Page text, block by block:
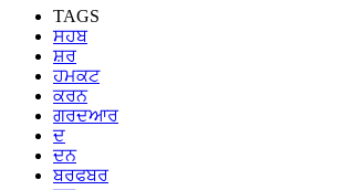
TAGS
ਸਹਬ
ਸ਼ਰ
ਹਮਕਟ
ਕਰਨ
ਗਰਦਆਰ
ਦ
ਦਨ
ਬਰਫਬਰ